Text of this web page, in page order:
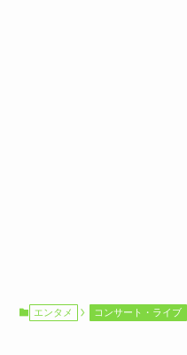
エンタメ コンサート・ライブ